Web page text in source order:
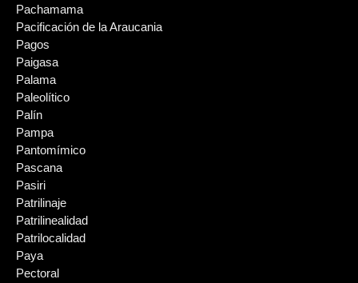
Pachamama
Pacificación de la Araucania
Pagos
Paigasa
Palama
Paleolítico
Palín
Pampa
Pantomímico
Pascana
Pasiri
Patrilinaje
Patrilinealidad
Patrilocalidad
Paya
Pectoral